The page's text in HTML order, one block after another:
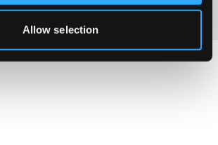
Allow selection